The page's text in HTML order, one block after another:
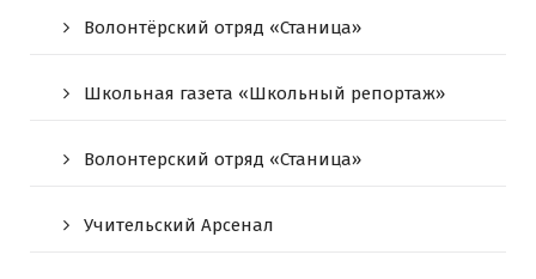
Волонтёрский отряд «Станица»
Школьная газета «Школьный репортаж»
Волонтерский отряд «Станица»
Учительский Арсенал